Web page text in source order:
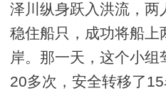
泽川纵身跃入洪流，两
稳住船只，成功将船上
岸。那一天，这个小
20多次，安全转移了15